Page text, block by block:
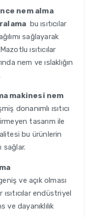
nem alma
bu ısıtıcılar
sağlayarak
ısıtıcılar
nem ve ıslaklığın
makinesi nem
donanımlı ısıtıcı
tasarım ile
bu ürünlerin
sağlar.
ve açık olması
ısıtıcılar endüstriyel
dayanıklılık